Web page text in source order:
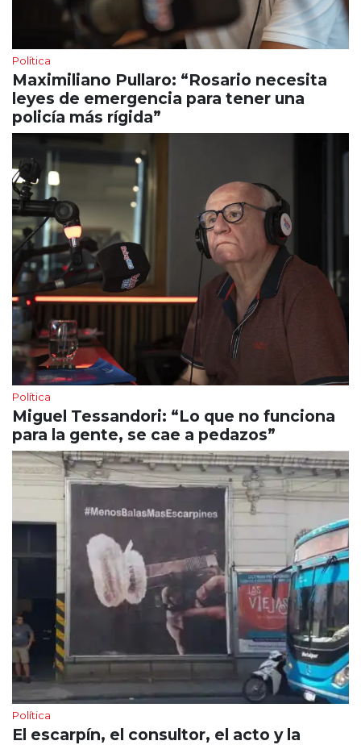
Política
Maximiliano Pullaro: “Rosario necesita
leyes de emergencia para tener una
policía más rígida”
Política
Miguel Tessandori: “Lo que no funciona
para la gente, se cae a pedazos”
Política
El escarpín, el consultor, el acto y la